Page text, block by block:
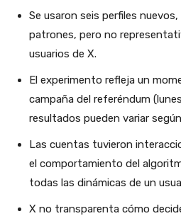
Se usaron seis perfiles
patrones, pero no
usuarios de X.
El experimento refleja un
campaña del referéndum
resultados pueden variar
Las cuentas tuvieron
el comportamiento del
todas las dinámicas de un
X no transparenta cómo